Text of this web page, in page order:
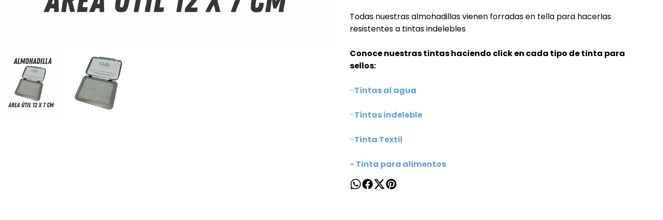
Todas nuestras almohadillas vienen forradas en tella para hacerlas
resistentes a tintas indelebles
Conoce nuestras tintas haciendo click en cada tipo de tinta para
sellos:
-Tintas al agua
-Tintas indeleble
-Tinta Textil
- Tinta para alimentos